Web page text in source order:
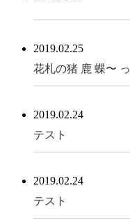
2019.02.25
花札の猪 鹿 蝶〜
2019.02.24
テスト
2019.02.24
テスト